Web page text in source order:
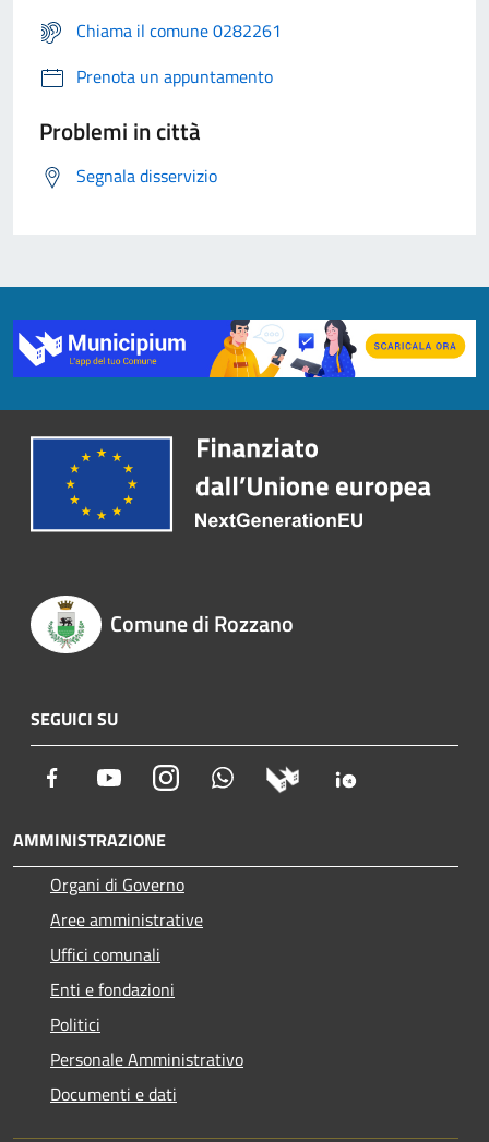
Chiama il comune 0282261
Prenota un appuntamento
Problemi in città
Segnala disservizio
Comune di Rozzano
SEGUICI SU
Facebook YoutubeInstagram Whatsapp
AMMINISTRAZIONE
Organi di Governo
Aree amministrative
Uffici comunali
Enti e fondazioni
Politici
Personale Amministrativo
Documenti e dati